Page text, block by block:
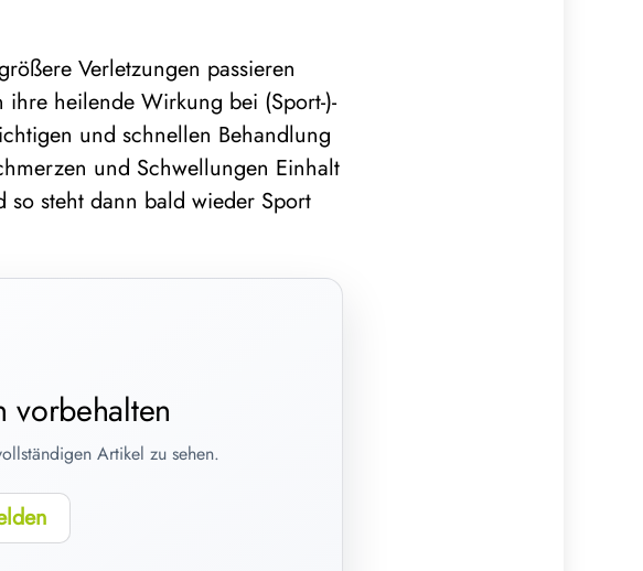
Verletzungen passieren
heilende Wirkung bei (Sport-)-
und schnellen Behandlung
und Schwellungen Einhalt
steht dann bald wieder Sport
vorbehalten
Artikel zu sehen.